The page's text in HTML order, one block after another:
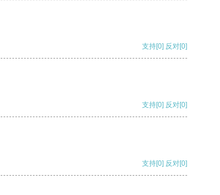
支持[0] 反对[0]
支持[0] 反对[0]
支持[0] 反对[0]